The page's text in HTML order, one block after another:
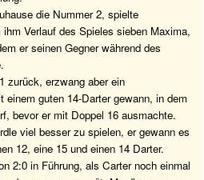
die Nummer 2, spielte
Verlauf des Spieles sieben Maxima,
er seinen Gegner während des
zurück, erzwang aber ein
einem guten 14-Darter gewann, in dem
bevor er mit Doppel 16 ausmachte.
viel besser zu spielen, er gewann es
12, eine 15 und einen 14 Darter.
2:0 in Führung, als Carter noch einmal